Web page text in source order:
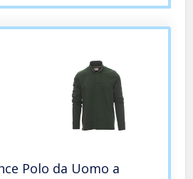
Polo da Uomo a